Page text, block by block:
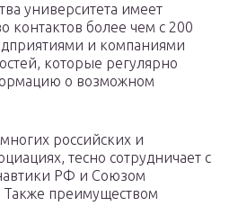
университета имеет
контактов более чем с 200
и компаниями
которые регулярно
о возможном
российских и
тесно сотрудничает с
РФ и Союзом
преимуществом